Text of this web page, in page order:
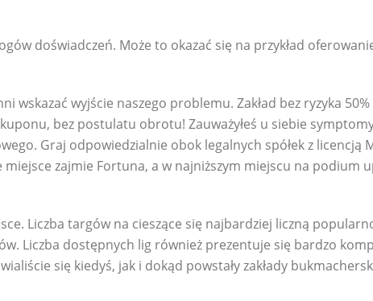
doświadczeń. Może to okazać się na przykład
wyjście naszego problemu. Zakład bez ryzyka 50%
bez postulatu obrotu! Zauważyłeś u siebie
Graj odpowiedzialnie obok legalnych spółek z licencją
zajmie Fortuna, a w najniższym miejscu na podium
Liczba targów na cieszące się najbardziej liczną
Liczba dostępnych lig również prezentuje się bardzo
się kiedyś, jak i dokąd powstały zakłady